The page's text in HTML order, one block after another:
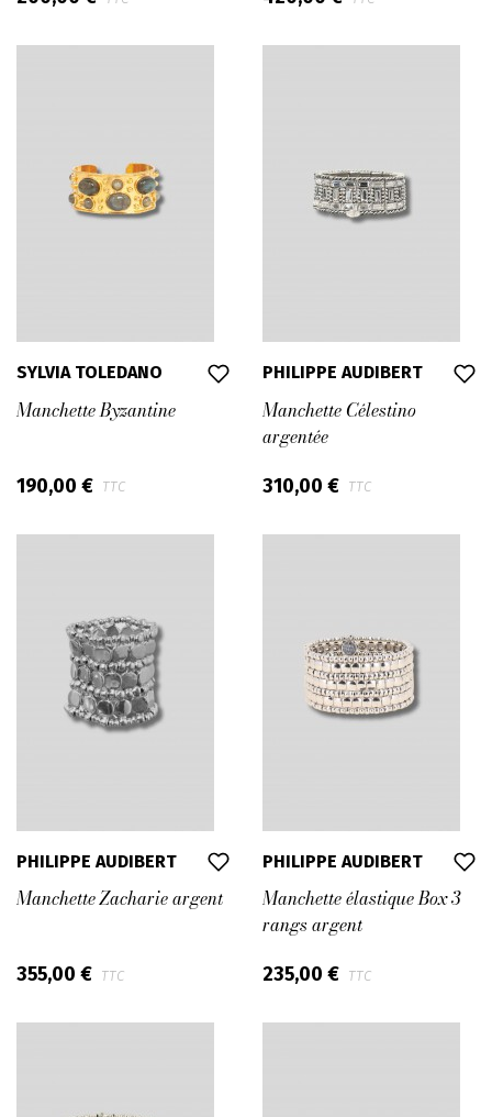
SYLVIA TOLEDANO
Manchette Byzantine
190,00 € TTC
PHILIPPE AUDIBERT
Manchette Célestino
argentée
310,00 € TTC
PHILIPPE AUDIBERT
Manchette Zacharie argent
355,00 € TTC
PHILIPPE AUDIBERT
Manchette élastique Box 3
rangs argent
235,00 € TTC